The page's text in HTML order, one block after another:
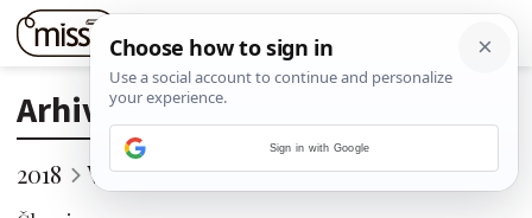
Arhiva
2018 Veljača 18. (Nedjelja)
Sign in with Google